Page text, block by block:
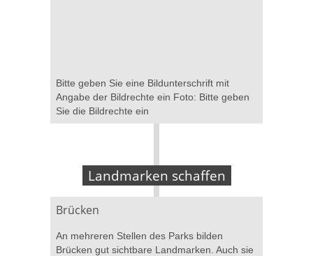
Bitte geben Sie eine Bildunterschrift mit
Angabe der Bildrechte ein Foto: Bitte geben
Sie die Bildrechte ein
Landmarken schaffen
Brücken
An mehreren Stellen des Parks bilden
Brücken gut sichtbare Landmarken. Auch sie